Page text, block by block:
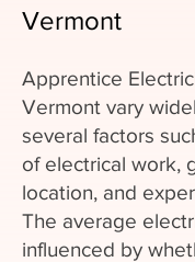
Vermont
Apprentice
Vermont vary
several factors
of electrical work,
location, and
The average
influenced by